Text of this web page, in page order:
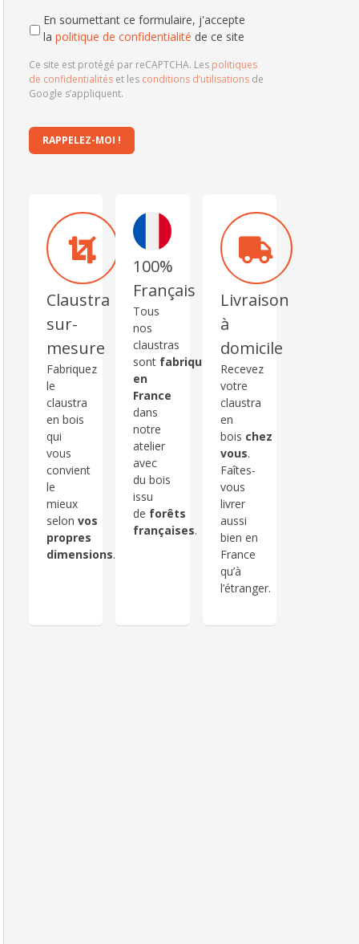
En soumettant ce formulaire, j'accepte
la politique de confidentialité de ce site
Ce site est protégé par reCAPTCHA. Les politiques
de confidentialitéset les conditions d’utilisationsde
Google s’appliquent.
RAPPELEZ-MOI !
Claustra
sur-
mesure
Fabriquez
le
claustra
en bois
qui
vous
convient
le
mieux
selon vos
propres
dimensions.
100%
Français
Tous
nos
claustras
sont fabriqués
en
France
dans
notre
atelier
avec
du bois
issu
de forêts
françaises.
Livraison
à
domicile
Recevez
votre
claustra
en
bois chez
vous.
Faîtes-
vous
livrer
aussi
bien en
France
qu’à
l’étranger.